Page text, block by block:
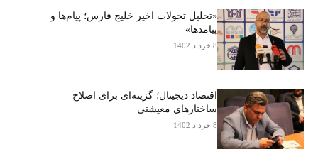
«تحلیل تحولات اخیر خلیج فارس؛ پیام‌ها و
پیامدها»
8 خرداد 1402
اقتصاد دیجیتال؛ گزینه‌ای برای اصلاح
ساختارهای معیشتی
8 خرداد 1402